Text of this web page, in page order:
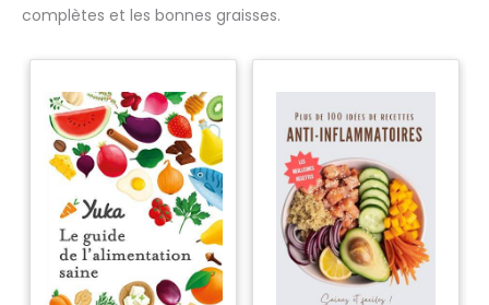
complètes et les bonnes graisses.